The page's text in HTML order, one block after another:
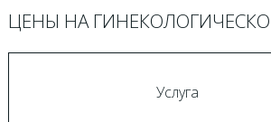
ЦЕНЫ НА
Услуга